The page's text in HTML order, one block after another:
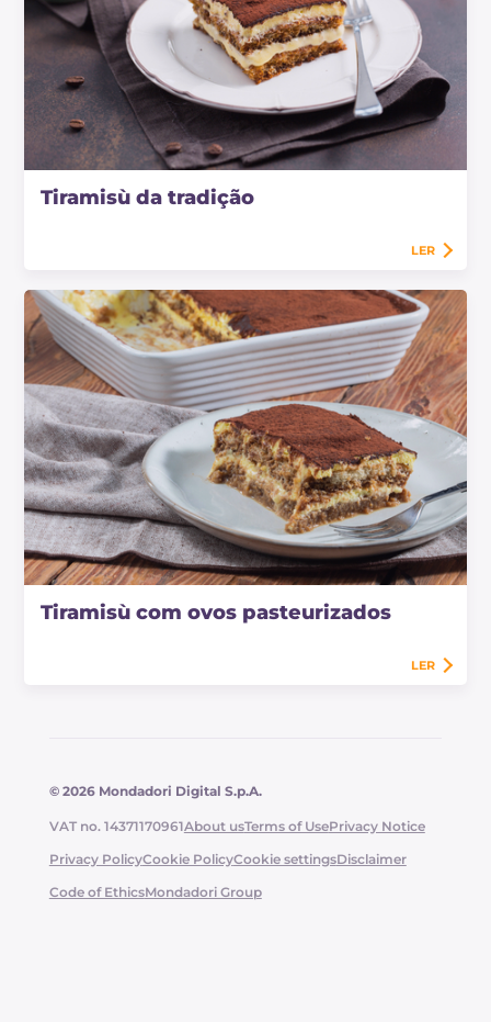
Tiramisù da tradição
LER
Tiramisù com ovos pasteurizados
LER
© 2026 Mondadori Digital S.p.A.
VAT no. 14371170961About usTerms of UsePrivacy Notice
Privacy PolicyCookie PolicyCookie settingsDisclaimer
Code of EthicsMondadori Group